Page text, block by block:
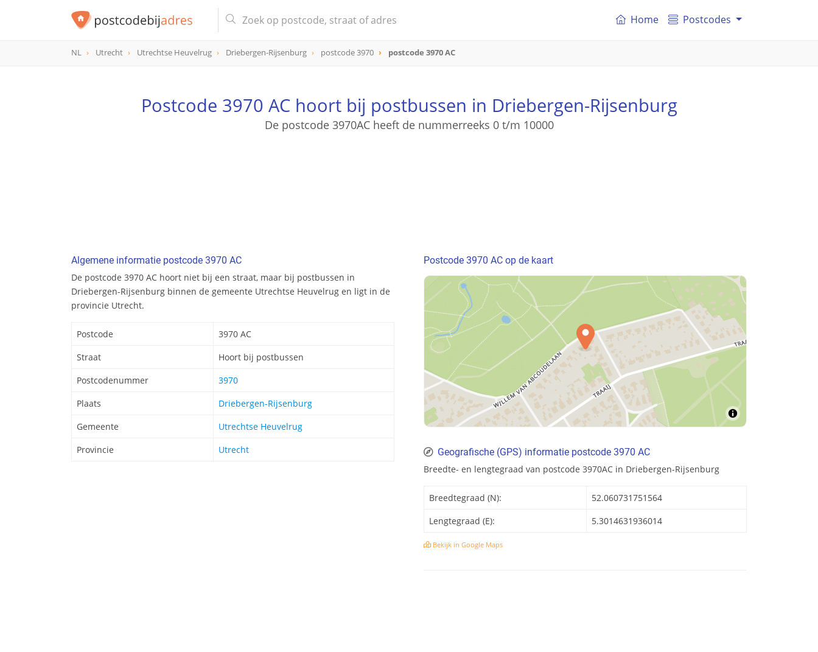
Home Postcodes
NL Utrecht Utrechtse Heuvelrug Driebergen-Rijsenburg postcode 3970 postcode 3970 AC
Postcode 3970 AC hoort bij postbussen in Driebergen-Rijsenburg
De postcode 3970AC heeft de nummerreeks 0 t/m 10000
Algemene informatie postcode 3970 AC
De postcode 3970 AC hoort niet bij een straat, maar bij postbussen in
Driebergen-Rijsenburg binnen de gemeente Utrechtse Heuvelrug en ligt in de
provincie Utrecht.
Postcode
3970 AC
Straat
Hoort bij postbussen
Postcodenummer
3970
Plaats
Driebergen-Rijsenburg
Gemeente
Utrechtse Heuvelrug
Provincie
Utrecht
Postcode 3970 AC op de kaart
Geografische (GPS) informatie postcode 3970 AC
Breedte- en lengtegraad van postcode 3970AC in Driebergen-Rijsenburg
Breedtegraad (N):
52.060731751564
Lengtegraad (E):
5.3014631936014
Bekijk in Google Maps